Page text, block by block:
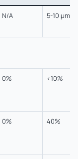
N/A 5-10 µm
0% <10%
0% 40%